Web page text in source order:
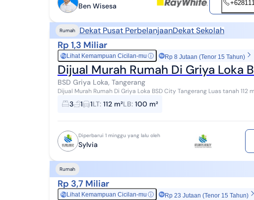
Ben Wisesa
Rumah Dekat Pusat PerbelanjaanDekat Sekolah
Rp 1,3 Miliar
RpLihat Kemampuan Cicilan-mu ⓘ Rp 8 Jutaan (Tenor 15 Tahun)
Dijual Murah Rumah Di Griya Loka
BSD Griya Loka, Tangerang
Dijual Murah Rumah Di Griya Loka BSD City Tangerang Luas tanah 112 m2 Luas bangunan 100 m2 1½ lantai
Kamar tidur 3 Kamar mandi 1 Carport 1 Listri...
3 1 1LT: 112 m²LB: 100 m²
Diperbarui 1 minggu yang lalu oleh
Sylvia
Rumah
Rp 3,7 Miliar
RpLihat Kemampuan Cicilan-mu ⓘ Rp 23 Jutaan (Tenor 15 Tahun)